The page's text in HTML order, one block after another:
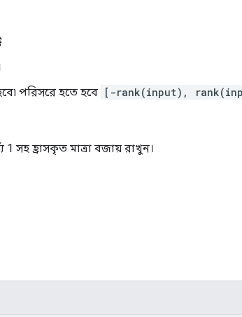
পরিসরে হতে হবে [-rank(input),
1 সহ হ্রাসকৃত মাত্রা বজায় রাখুন।